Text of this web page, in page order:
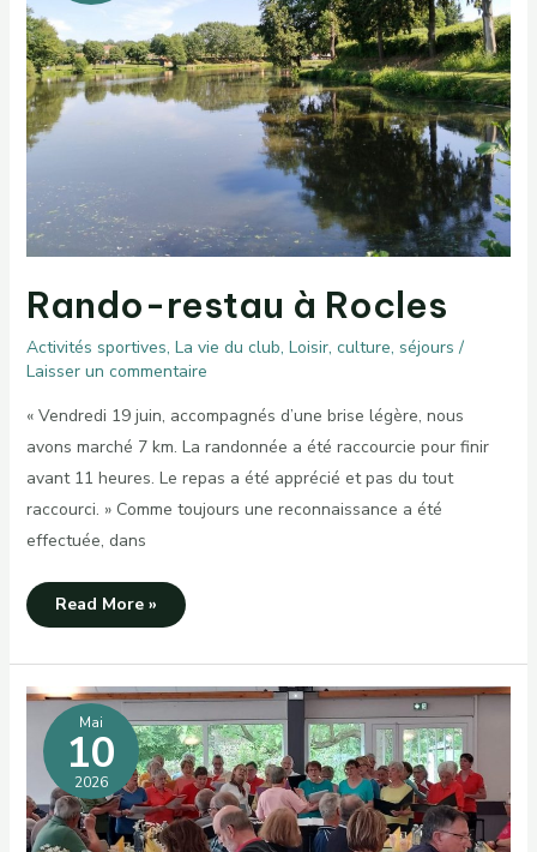
Rando-restau à Rocles
Activités sportives, La vie du club, Loisir, culture, séjours /
Laisser un commentaire
« Vendredi 19 juin, accompagnés d’une brise légère, nous
avons marché 7 km. La randonnée a été raccourcie pour finir
avant 11 heures. Le repas a été apprécié et pas du tout
raccourci. » Comme toujours une reconnaissance a été
effectuée, dans
Rando-
Read More »
Mai
10
2026